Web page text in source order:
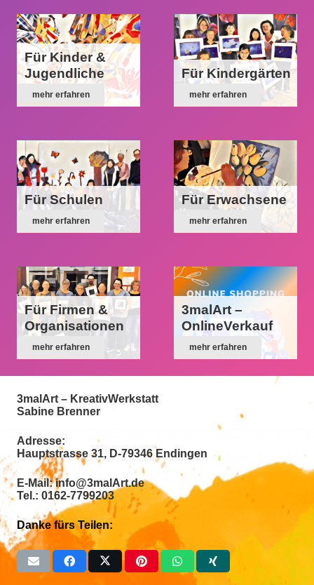
Für Kinder &
Jugendliche
mehr erfahren
Für Kindergärten
mehr erfahren
Für Schulen
mehr erfahren
Für Erwachsene
mehr erfahren
Für Firmen &
Organisationen
mehr erfahren
3malArt –
OnlineVerkauf
mehr erfahren
3malArt – KreativWerkstatt
Sabine Brenner
Adresse:
Hauptstrasse 31, D-79346 Endingen
E-Mail: info@3malArt.de
Tel.: 0162-7799203
Danke fürs Teilen: